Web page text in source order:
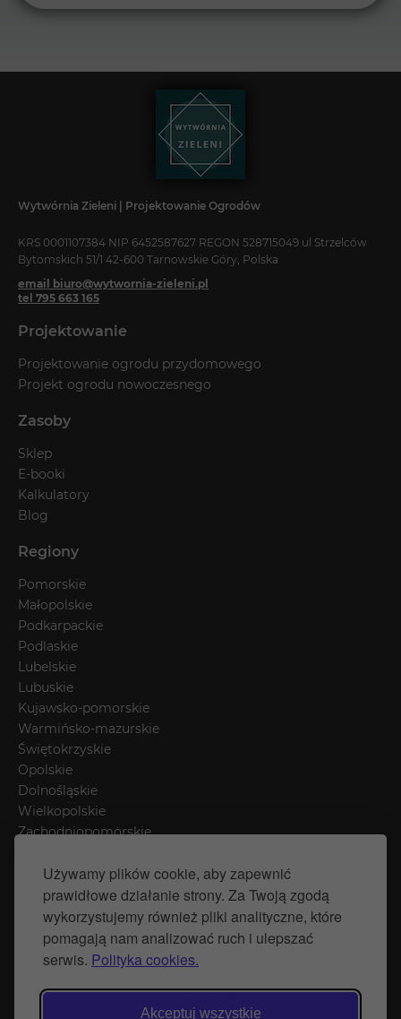
Używamy plików cookie, aby zapewnić
prawidłowe działanie strony. Za Twoją zgodą
wykorzystujemy również pliki analityczne, które
pomagają nam analizować ruch i ulepszać
serwis. Polityka cookies.
Akceptuj wszystkie
Wytwórnia Zieleni | Projektowanie Ogrodów
KRS 0001107384 NIP 6452587627 REGON 528715049 ul Strzelców
Bytomskich 51/1 42-600 Tarnowskie Góry, Polska
email biuro@wytwornia-zieleni.pl
tel 795 663 165
Projektowanie
Projektowanie ogrodu przydomowego
Projekt ogrodu nowoczesnego
Zasoby
Sklep
E-booki
Kalkulatory
Blog
Regiony
Pomorskie
Małopolskie
Podkarpackie
Podlaskie
Lubelskie
Lubuskie
Kujawsko-pomorskie
Warmińsko-mazurskie
Świętokrzyskie
Opolskie
Dolnośląskie
Wielkopolskie
Zachodniopomorskie
Mazowieckie
Śląskie
Polityka prywatności
Polityka Cookies
Strona stworzona przez Naprawimyfirme.pl